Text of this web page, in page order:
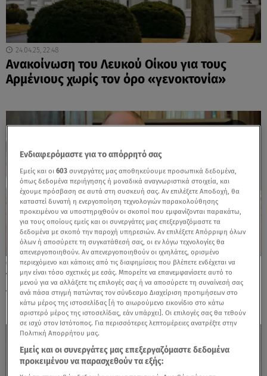
24.04.25, 22:48
Ανακοίνωση του Λευκού Οίκου για τους
Αρμένιους χωρίς τον όρο «γενοκτονία»
24.04.25, 21:13
Το μήνυμα του ΠτΔ Κωνσταντίνου Τασούλα
για τη Γενοκτονία των Αρμενίων
Ενδιαφερόμαστε για το απόρρητό σας
Εμείς και οι603 συνεργάτες μας αποθηκεύουμε προσωπικά δεδομένα,
όπως δεδομένα περιήγησης ή μοναδικά αναγνωριστικά στοιχεία, και
έχουμε πρόσβαση σε αυτά στη συσκευή σας. Αν επιλέξετε Αποδοχή, θα
καταστεί δυνατή η ενεργοποίηση τεχνολογιών παρακολούθησης
προκειμένου να υποστηριχθούν οι σκοποί που εμφανίζονται παρακάτω,
για τους οποίους εμείς και οι συνεργάτες μας επεξεργαζόμαστε τα
δεδομένα με σκοπό την παροχή υπηρεσιών. Αν επιλέξετε Απόρριψη όλων
όλων ή αποσύρετε τη συγκατάθεσή σας, οι εν λόγω τεχνολογίες θα
απενεργοποιηθούν. Αν απενεργοποιηθούν οι ιχνηλάτες, ορισμένο
περιεχόμενο και κάποιες από τις διαφημίσεις που βλέπετε ενδέχεται να
μην είναι τόσο σχετικές με εσάς. Μπορείτε να επανεμφανίσετε αυτό το
μενού για να αλλάξετε τις επιλογές σας ή να αποσύρετε τη συναίνεσή σας
ανά πάσα στιγμή πατώντας τον σύνδεσμο Διαχείριση προτιμήσεων στο
κάτω μέρος της ιστοσελίδας [ή το αιωρούμενο εικονίδιο στο κάτω
αριστερό μέρος της ιστοσελίδας, εάν υπάρχει]. Οι επιλογές σας θα τεθούν
σε ισχύ στον Ιστότοπος. Για περισσότερες λεπτομέρειες ανατρέξτε στην
Πολιτική Απορρήτου μας.
Εμείς και οι συνεργάτες μας επεξεργαζόμαστε δεδομένα
προκειμένου να παρασχεθούν τα εξής: